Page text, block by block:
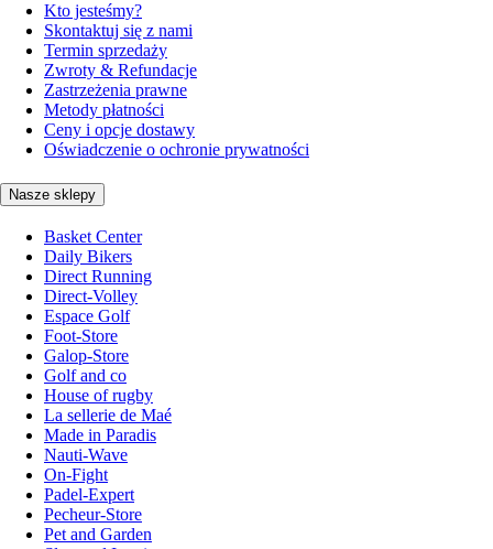
Kto jesteśmy?
Skontaktuj się z nami
Termin sprzedaży
Zwroty & Refundacje
Zastrzeżenia prawne
Metody płatności
Ceny i opcje dostawy
Oświadczenie o ochronie prywatności
Nasze sklepy
Basket Center
Daily Bikers
Direct Running
Direct-Volley
Espace Golf
Foot-Store
Galop-Store
Golf and co
House of rugby
La sellerie de Maé
Made in Paradis
Nauti-Wave
On-Fight
Padel-Expert
Pecheur-Store
Pet and Garden